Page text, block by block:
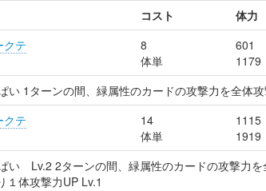
コスト
体力
クテ
8
体単
601
1179
い 1ターンの間、緑属性のカードの攻撃力を全体
クテ
14
体単
1115
1919
い Lv.2 2ターンの間、緑属性のカードの攻撃力を
１体攻撃力UP Lv.1